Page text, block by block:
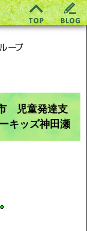
児童発達支
キッズ神田瀬